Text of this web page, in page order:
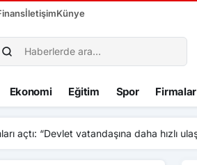
İletişimKünye
Ekonomi Eğitim Spor Firmalar
açtı: “Devlet vatandaşına daha hızlı